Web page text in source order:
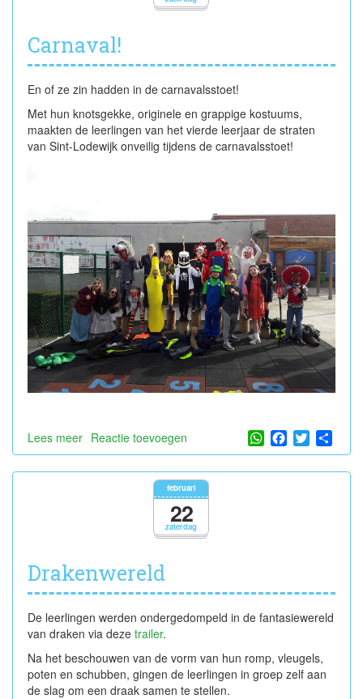
Carnaval!
En of ze zin hadden in de carnavalsstoet!
Met hun knotsgekke, originele en grappige kostuums,
maakten de leerlingen van het vierde leerjaar de straten
van Sint-Lodewijk onveilig tijdens de carnavalsstoet!
Lees meer over
Carnaval!
Reactie toevoegen WhatsApp
Facebook
Twitter
zaterdag
februari
22
Drakenwereld
De leerlingen werden ondergedompeld in de fantasiewereld
van draken via deze trailer.
Na het beschouwen van de vorm van hun romp, vleugels,
poten en schubben, gingen de leerlingen in groep zelf aan
de slag om een draak samen te stellen.